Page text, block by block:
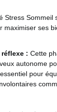
Stress Sommeil
maximiser ses
: Cette
autonome
pour